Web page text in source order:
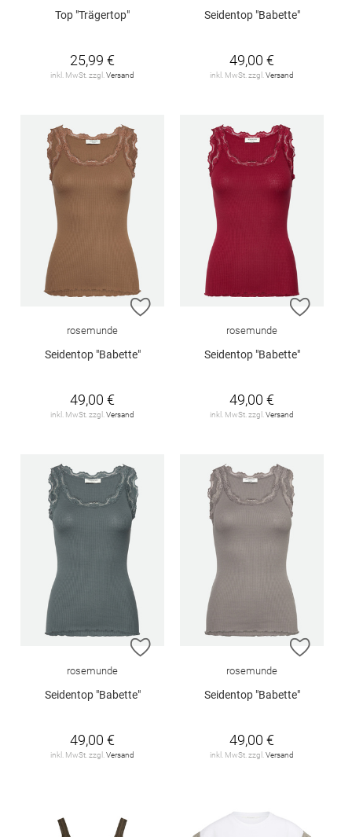
Top "Trägertop"
25,99 €
inkl. MwSt. zzgl. Versand
Seidentop "Babette"
49,00 €
inkl. MwSt. zzgl. Versand
ZUR WUNSCHLISTE HINZUFÜGEN
rosemunde
Seidentop "Babette"
49,00 €
inkl. MwSt. zzgl.Versand
ZUR
rosemunde
Seidentop "Babette"
49,00 €
inkl. MwSt. zzgl.Versand
ZUR WUNSCHLISTE HINZUFÜGEN
rosemunde
Seidentop "Babette"
49,00 €
inkl. MwSt. zzgl.Versand
ZUR
rosemunde
Seidentop "Babette"
49,00 €
inkl. MwSt. zzgl.Versand